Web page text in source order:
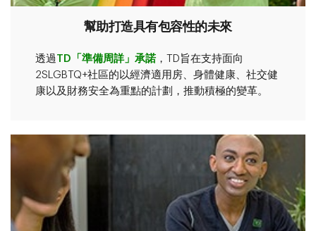
幫助打造具有包容性的未來
透過 TD「準備周詳」承諾，TD旨在支持面向
2SLGBTQ+社區的以經濟適用房、身體健康、社交健
康以及財務安全為重點的計劃，推動積極的變革。